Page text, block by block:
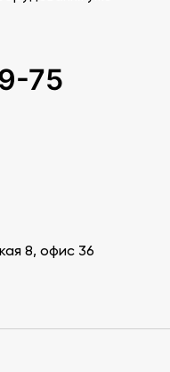
75
8, офис 36